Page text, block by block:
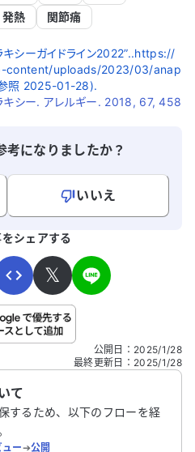
時は腹痛が辛
に行くことも
が良い日もあ
ことが多く、
、仕事のスト
います。さら
最初は乾燥が
が悪化してい
う、ひとまず
予定です。ど
アドバイスを
発熱 関節痛
キシーガイドライン2022”..https://
content/uploads/2023/03/anap
照 2025-01-28).
キシー. アレルギー. 2018, 67, 458
考になりましたか？
いいえ
です。氏名やご自身の病気の詳細な
する
シェアする
𝕏
公開日 ： 2025/1/28
最終更新日 ： 2025/1/28
て
するため、以下のフローを経
ー➔公開